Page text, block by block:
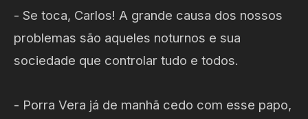
- Se toca, Carlos! A grande causa dos nossos
problemas são aqueles noturnos e sua
sociedade que controlar tudo e todos.
- Porra Vera já de manhã cedo com esse papo,